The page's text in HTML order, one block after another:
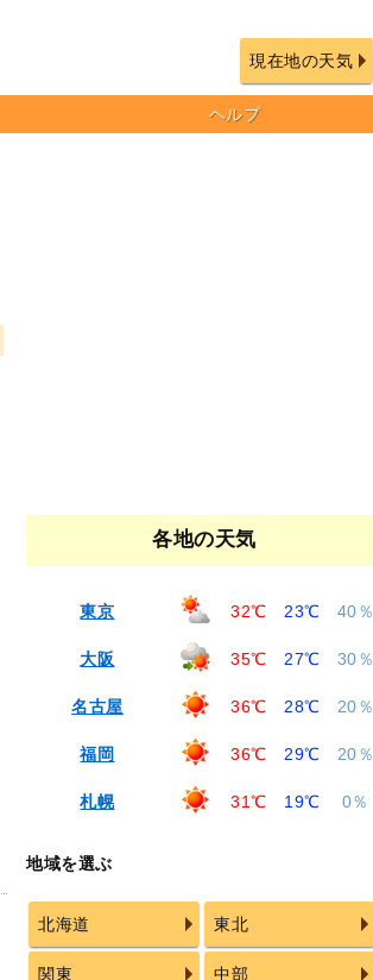
現在地の天気
ヘルプ
各地の天気
東京 32℃ 23℃ 40％
大阪 35℃ 27℃ 30％
名古屋 36℃ 28℃ 20％
福岡 36℃ 29℃ 20％
札幌 31℃ 19℃ 0％
地域を選ぶ
北海道 東北
関東 中部